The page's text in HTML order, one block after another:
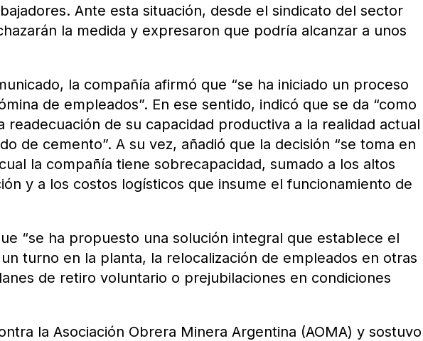
Ante esta situación, desde el sindicato del sector
la medida y expresaron que podría alcanzar a unos
la compañía afirmó que “se ha iniciado un proceso
de empleados”. En ese sentido, indicó que se da “como
readecuación de su capacidad productiva a la realidad actual
de cemento”. A su vez, añadió que la decisión “se toma en
la compañía tiene sobrecapacidad, sumado a los altos
y a los costos logísticos que insume el funcionamiento de
“se ha propuesto una solución integral que establece el
turno en la planta, la relocalización de empleados en otras
de retiro voluntario o prejubilaciones en condiciones
la Asociación Obrera Minera Argentina (AOMA) y sostuvo